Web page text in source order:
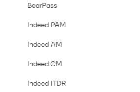
BearPass
Indeed PAM
Indeed AM
Indeed CM
Indeed ITDR